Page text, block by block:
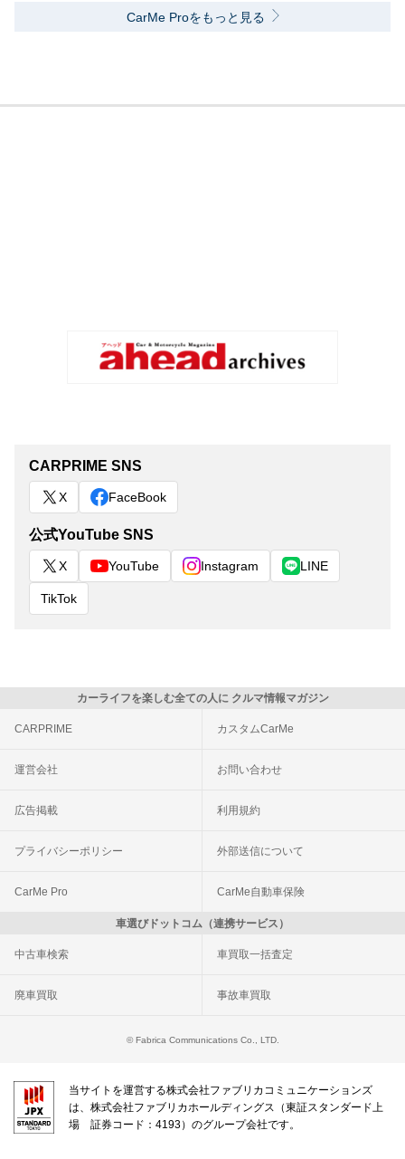
CarMe Proをもっと見る
CARPRIME SNS
X FaceBook
公式YouTube SNS
X YouTube Instagram LINE
TikTok
カーライフを楽しむ全ての人に クルマ情報マガジン
CARPRIME カスタムCarMe
運営会社 お問い合わせ
広告掲載 利用規約
プライバシーポリシー 外部送信について
CarMe Pro CarMe自動車保険
車選びドットコム（連携サービス）
中古車検索 車買取一括査定
廃車買取 事故車買取
© Fabrica Communications Co., LTD.
当サイトを運営する株式会社ファブリカコミュニケーションズ
は、株式会社ファブリカホールディングス（東証スタンダード上
場 証券コード：4193）のグループ会社です。